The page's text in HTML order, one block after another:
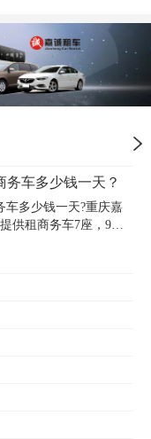
务车多少钱一天？
车多少钱一天?重庆嘉
供租商务车7座，9
站/机场接送奔驰、别
候24小时高效为您提
来电咨询!